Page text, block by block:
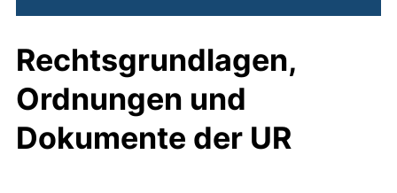
Rechtsgrundlagen,
Ordnungen und
Dokumente der UR